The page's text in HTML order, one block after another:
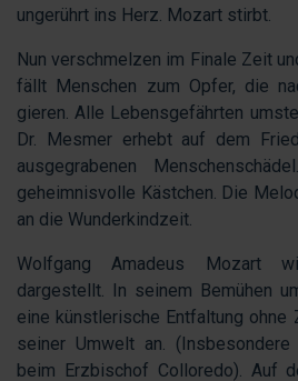
ungerührt ins Herz. Mozart stirbt.
Nun verschmelzen im Finale Zeit
fällt Menschen zum Opfer, die
gieren. Alle Lebensgefährten
Dr. Mesmer erhebt auf dem
ausgegrabenen
geheimnisvolle Kästchen. Die
an die Wunderkindzeit.
Wolfgang Amadeus Mozart
dargestellt. In seinem Bemühen
eine künstlerische Entfaltung
seiner Umwelt an.
beim Erzbischof Colloredo). Auf